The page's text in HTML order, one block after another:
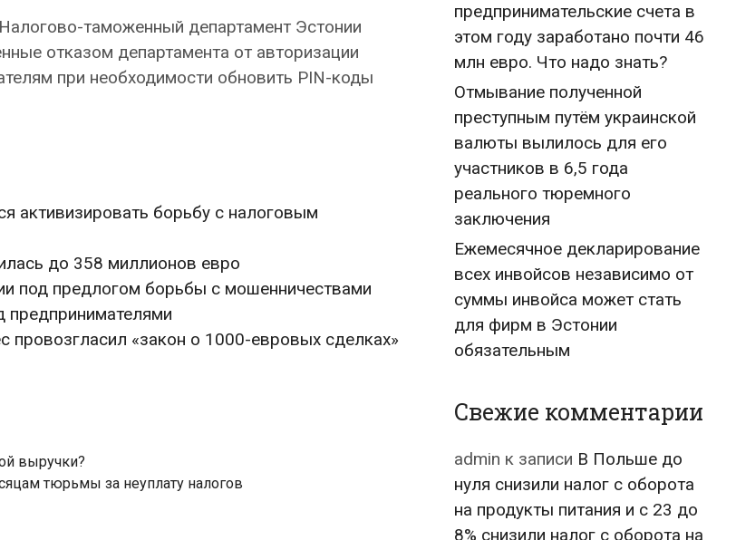
таможенный департамент Эстонии
отказом департамента от авторизации
при необходимости обновить PIN-коды
активизировать борьбу с налоговым
до 358 миллионов евро
под предлогом борьбы с мошенничествами
предпринимателями
«закон о 1000-евровых сделках»
выручки?
тюрьмы за неуплату налогов
предпринимательские счета в
этом году заработано почти 46
млн евро. Что надо знать?
Отмывание полученной
преступным путём украинской
валюты вылилось для его
участников в 6,5 года
реального тюремного
заключения
Ежемесячное декларирование
всех инвойсов независимо от
суммы инвойса может стать
для фирм в Эстонии
обязательным
Свежие комментарии
admin к записи В Польше до
нуля снизили налог с оборота
на продукты питания и с 23 до
8% снизили налог с оборота на